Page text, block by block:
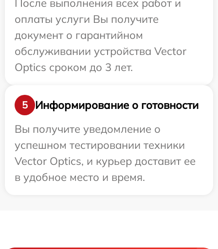
После выполнения всех работ и
оплаты услуги Вы получите
документ о гарантийном
обслуживании устройства Vector
Optics сроком до 3 лет.
5
Информирование о готовности
Вы получите уведомление о
успешном тестировании техники
Vector Optics, и курьер доставит ее
в удобное место и время.